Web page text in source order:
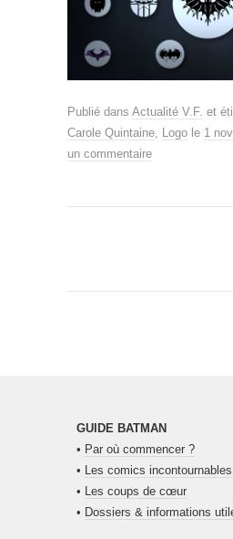
Publié dans Actualité V.F. et
Carole Quintaine, Logo le 1
un commentaire
GUIDE BATMAN
• Par où commencer ?
• Les comics incontournables
• Les coups de cœur
• Dossiers & informations